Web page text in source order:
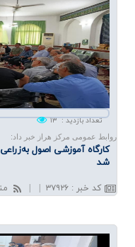
تعداد بازدید: ۱۳
روابط عمومی مرکز هراز خبر داد:
كارگاه آموزشی اصول
شد
کد خبر : ۳۷۹۲۶